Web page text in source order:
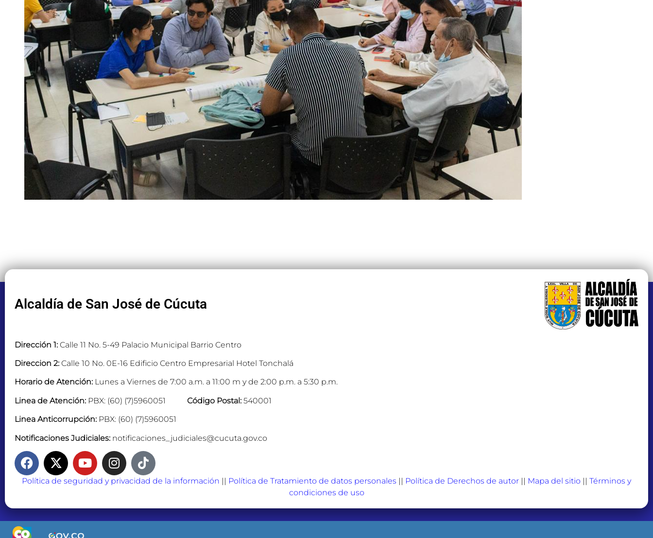
Alcaldía de San José de Cúcuta
Dirección 1: Calle 11 No. 5-49 Palacio Municipal Barrio Centro
Direccion 2: Calle 10 No. 0E-16 Edificio Centro Empresarial Hotel Tonchalá
Horario de Atención: Lunes a Viernes de 7:00 a.m. a 11:00 m y de 2:00 p.m. a 5:30 p.m.
Linea de Atención: PBX: (60) (7)5960051 Código Postal: 540001
Linea Anticorrupción: PBX: (60) (7)5960051
Notificaciones Judiciales: notificaciones_judiciales@cucuta.gov.co
Política de seguridad y privacidad de la información || Política de Tratamiento de datos personales || Política de Derechos de autor || Mapa del sitio || Términos y
condiciones de uso